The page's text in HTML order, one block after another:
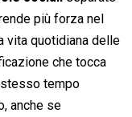
più forza nel
vita quotidiana delle
che tocca
tempo
anche se